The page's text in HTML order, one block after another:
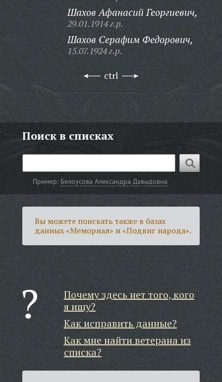
Шахов Афанасий Георгиевич,
29.01.1914 г.р.
Шахов Серафим Федорович,
15.07.1924 г.р.
ctrl
Поиск в списках
Пример: Белоусова Александра Давыдовна
Вы можете поискать также в базах
данных «Мемориал» и «Подвиг народа».
Почему здесь нет того, кого
я ищу?
Как исправить данные?
Как мне найти ветерана из
списка?